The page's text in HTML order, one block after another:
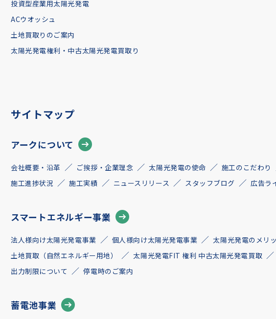
投資型産業用太陽光発電
ACウオッシュ
土地買取りのご案内
太陽光発電権利・中古太陽光発電買取り
サイトマップ
アークについて
会社概要・沿革 ご挨拶・企業理念 太陽光発電の使命 施工のこだわり
施工進捗状況
施工実績 ニュースリリース スタッフブログ 広告ラ
スマートエネルギー事業
法人様向け太陽光発電事業 個人様向け太陽光発電事業 太陽光発電のメリ
土地買取（自然エネルギー用地）
太陽光発電FIT 権利 中古太陽光発電買取
出力制限について
停電時のご案内
蓄電池事業